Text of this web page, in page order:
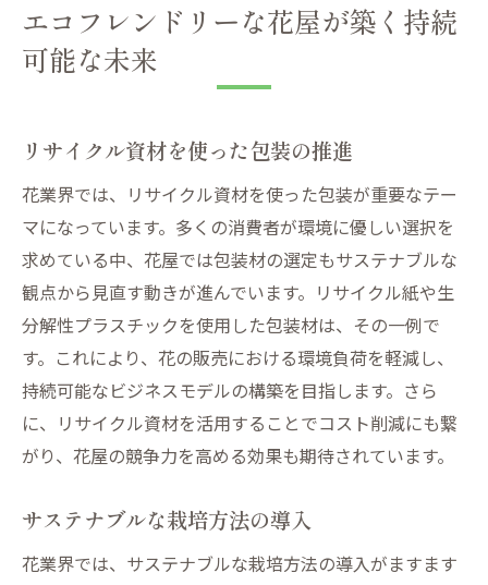
エコフレンドリーな花屋が築く持続
可能な未来
リサイクル資材を使った包装の推進
花業界では、リサイクル資材を使った包装が重要なテー
マになっています。多くの消費者が環境に優しい選択を
求めている中、花屋では包装材の選定もサステナブルな
観点から見直す動きが進んでいます。リサイクル紙や生
分解性プラスチックを使用した包装材は、その一例で
す。これにより、花の販売における環境負荷を軽減し、
持続可能なビジネスモデルの構築を目指します。さら
に、リサイクル資材を活用することでコスト削減にも繋
がり、花屋の競争力を高める効果も期待されています。
サステナブルな栽培方法の導入
花業界では、サステナブルな栽培方法の導入がますます